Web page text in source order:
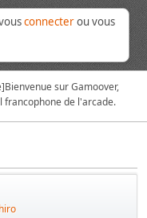
connecterou vous
Bienvenue sur Gamoover,
francophone de l'arcade.